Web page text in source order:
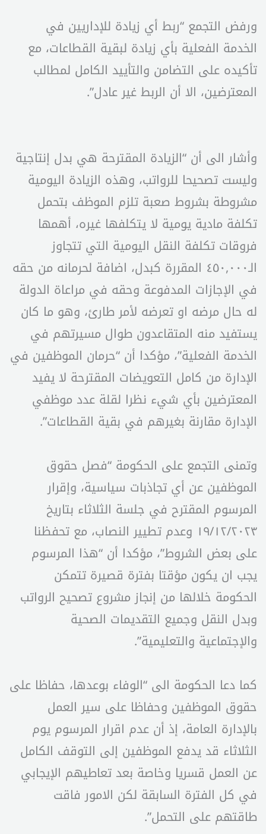
ورفض التجمع “ربط أي زيادة للإداريين في
الخدمة الفعلية بأي زيادة لبقية القطاعات، مع
تأكيده على التضامن والتأييد الكامل لمطالب
المعترضين، الا أن الربط غير عادل”.
وأشار الى أن “الزيادة المقترحة هي بدل إنتاجية
وليست تصحيحا للرواتب، وهذه الزيادة اليومية
مشروطة بشروط صعبة تلزم الموظف بتحمل
تكلفة مادية يومية لا يتكلفها غيره، أهمها
فروقات تكلفة النقل اليومية التي تتجاوز
الـ٤٥٠,٠٠٠ المقررة كبدل، اضافة لحرمانه من حقه
في الإجازات المدفوعة وحقه في مراعاة الدولة
له حال مرضه او تعرضه لأمر طارئ، وهو ما كان
يستفيد منه المتقاعدون طوال مسيرتهم في
الخدمة الفعلية”، مؤكدا أن “حرمان الموظفين في
الإدارة من كامل التعويضات المقترحة لا يفيد
المعترضين بأي شيء نظرا لقلة عدد موظفي
الإدارة مقارنة بغيرهم في بقية القطاعات”.
وتمنى التجمع على الحكومة “فصل حقوق
الموظفين عن أي تجاذبات سياسية، وإقرار
المرسوم المقترح في جلسة الثلاثاء بتاريخ
١٩/١٢/٢٠٢٣ وعدم تطيير النصاب، مع تحفظنا
على بعض الشروط”، مؤكدا أن “هذا المرسوم
يجب ان يكون مؤقتا بفترة قصيرة تتمكن
الحكومة خلالها من إنجاز مشروع تصحيح الرواتب
وبدل النقل وجميع التقديمات الصحية
والإجتماعية والتعليمية”.
كما دعا الحكومة الى “الوفاء بوعدها، حفاظا على
حقوق الموظفين وحفاظا على سير العمل
بالإدارة العامة، إذ أن عدم اقرار المرسوم يوم
الثلاثاء قد يدفع الموظفين إلى التوقف الكامل
عن العمل قسريا وخاصة بعد تعاطيهم الإيجابي
في كل الفترة السابقة لكن الامور فاقت
طاقتهم على التحمل”.